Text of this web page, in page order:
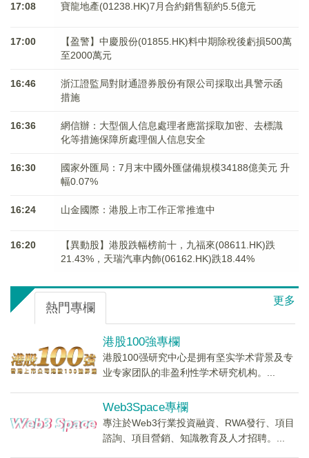
17:08 寶龍地產(01238.HK)7月合約銷售額約5.5億元
17:00
【盈警】中慶股份(01855.HK)料中期除稅後虧損500萬
至2000萬元
16:46
浙江證監局對財通證券股份有限公司採取出具警示函
措施
16:36
網信辦：大型個人信息處理者應當採取加密、去標識
化等措施保障所處理個人信息安全
16:30
國家外匯局：7月末中國外匯儲備規模34188億美元 升
幅0.07%
16:24 山金國際：港股上市工作正常推進中
16:20
【異動股】港股跌幅榜前十，九福來(08611.HK)跌
21.43%，天瑞汽車内飾(06162.HK)跌18.44%
更多
熱門專欄
港股100強專欄
港股100强研究中心是拥有坚实学术背景及专
业专家团队的非盈利性学术研究机构。...
Web3Space專欄
專注於Web3行業投資融資、RWA發行、項目
諮詢、項目營銷、知識教育及人才招聘。...